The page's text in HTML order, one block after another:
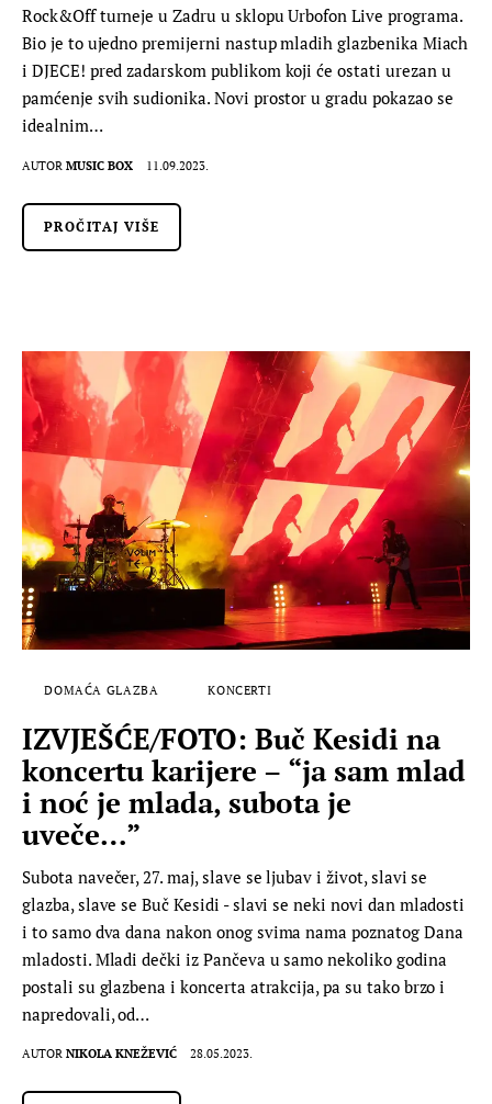
Rock&Off turneje u Zadru u sklopu Urbofon Live programa.
Bio je to ujedno premijerni nastup mladih glazbenika Miach
i DJECE! pred zadarskom publikom koji će ostati urezan u
pamćenje svih sudionika. Novi prostor u gradu pokazao se
idealnim…
AUTOR MUSIC BOX 11.09.2023.
PROČITAJ VIŠE
DOMAĆA GLAZBA KONCERTI
IZVJEŠĆE/FOTO: Buč Kesidi na
koncertu karijere – “ja sam mlad
i noć je mlada, subota je
uveče…”
Subota navečer, 27. maj, slave se ljubav i život, slavi se
glazba, slave se Buč Kesidi - slavi se neki novi dan mladosti
i to samo dva dana nakon onog svima nama poznatog Dana
mladosti. Mladi dečki iz Pančeva u samo nekoliko godina
postali su glazbena i koncerta atrakcija, pa su tako brzo i
napredovali, od…
AUTOR NIKOLA KNEŽEVIĆ 28.05.2023.